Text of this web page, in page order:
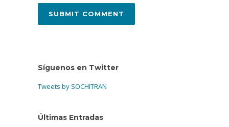
Síguenos en Twitter
Tweets by SOCHITRAN
Últimas Entradas